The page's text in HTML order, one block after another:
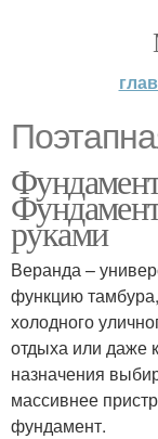
руками
Веранда –
функцию
холодного
отдыха или даже
назначения
массивнее
фундамент.